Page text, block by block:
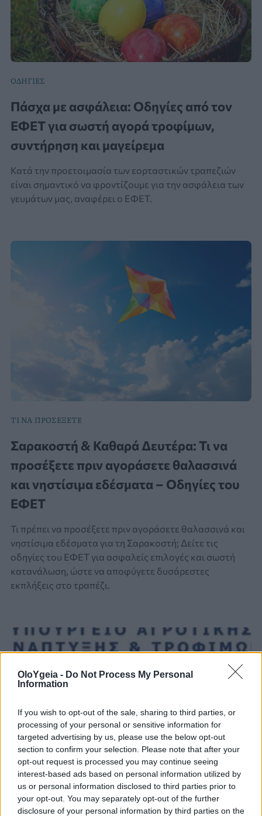
OloYgeia - Do Not Process My Personal
Information
If you wish to opt-out of the sale, sharing to third parties, or
processing of your personal or sensitive information for
targeted advertising by us, please use the below opt-out
section to confirm your selection. Please note that after your
opt-out request is processed you may continue seeing
interest-based ads based on personal information utilized by
us or personal information disclosed to third parties prior to
your opt-out. You may separately opt-out of the further
disclosure of your personal information by third parties on the
ΟΔΗΓΙΕΣ
Πάσχα με ασφάλεια: Οδηγίες από τον
ΕΦΕΤ για σωστή αγορά τροφίμων,
συντήρηση και μαγείρεμα
Κατά την προετοιμασία των εορταστικών τραπεζιών
είναι σημαντικό να φροντίζουμε για την ασφάλεια των
γευμάτων μας, αναφέρει ο ΕΦΕΤ.
ΤΙ ΝΑ ΠΡΟΣΕΞΕΤΕ
Σαρακοστή & Καθαρά Δευτέρα: Τι να
προσέξετε πριν αγοράσετε θαλασσινά
και νηστίσιμα εδέσματα – Οδηγίες του
ΕΦΕΤ
Τι πρέπει να προσέξετε πριν αγοράσετε θαλασσινά και
νηστίσιμα εδέσματα για τη Σαρακοστή; Δείτε τις
οδηγίες του ΕΦΕΤ για ασφαλείς επιλογές και σωστή
κατανάλωση, ώστε να αποφύγετε δυσάρεστες
εκπλήξεις στο τραπέζι.
ΑΝΑΚΛΗΣΗ